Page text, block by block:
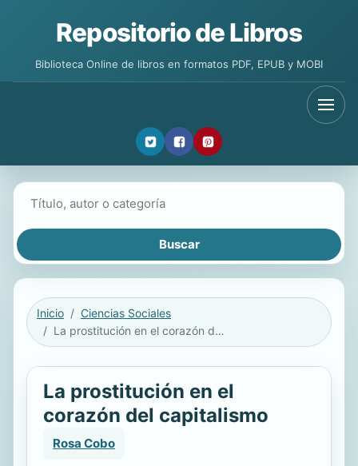
Repositorio de Libros
Biblioteca Online de libros en formatos PDF, EPUB y MOBI
Inicio
Ciencias Sociales
La prostitución en el corazón del capitalismo
La prostitución en el
corazón del capitalismo
Rosa Cobo